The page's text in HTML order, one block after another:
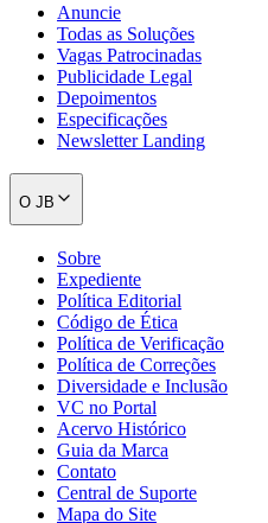
Anuncie
Todas as Soluções
Vagas Patrocinadas
Publicidade Legal
Depoimentos
Especificações
Newsletter Landing
O JB
Sobre
Expediente
Política Editorial
Código de Ética
Política de Verificação
Política de Correções
Diversidade e Inclusão
VC no Portal
Acervo Histórico
Guia da Marca
Contato
Central de Suporte
Mapa do Site